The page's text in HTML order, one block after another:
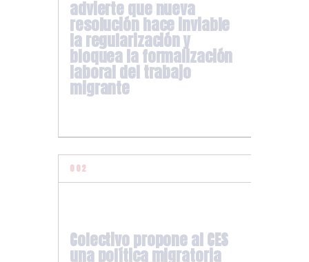
advierte que nueva
resolución hace inviable
la regularización y
bloquea la formalización
laboral del trabajo
migrante
Colectivo propone al CES
una política migratoria